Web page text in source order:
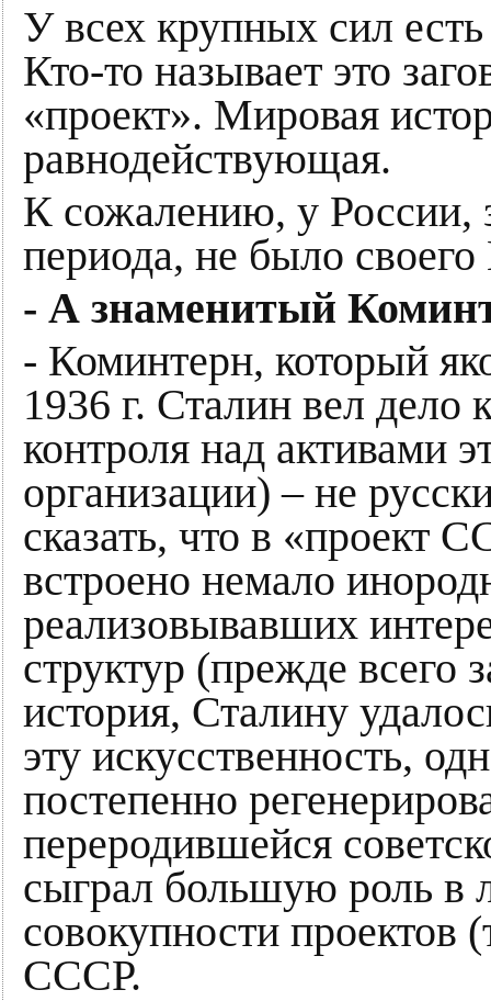
У всех крупных сил
Кто-то называет это
«проект». Мировая
равнодействующая.
К сожалению, у России,
периода, не было своего
- А знаменитый
- Коминтерн, который
1936 г. Сталин вел дело
контроля над активами
организации) – не
сказать, что в «проект
встроено немало
реализовывавших
структур (прежде всего
история, Сталину
эту искусственность,
постепенно
переродившейся
сыграл большую роль в
совокупности проектов
СССР.